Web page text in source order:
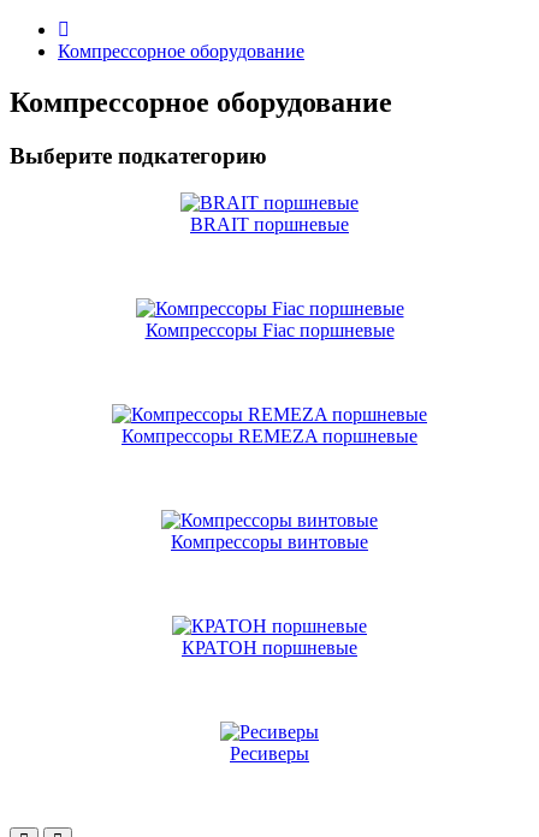
Компрессорное оборудование
Компрессорное оборудование
Выберите подкатегорию
BRAIT поршневые
Компрессоры Fiac поршневые
Компрессоры REMEZA поршневые
Компрессоры винтовые
КРАТОН поршневые
Ресиверы